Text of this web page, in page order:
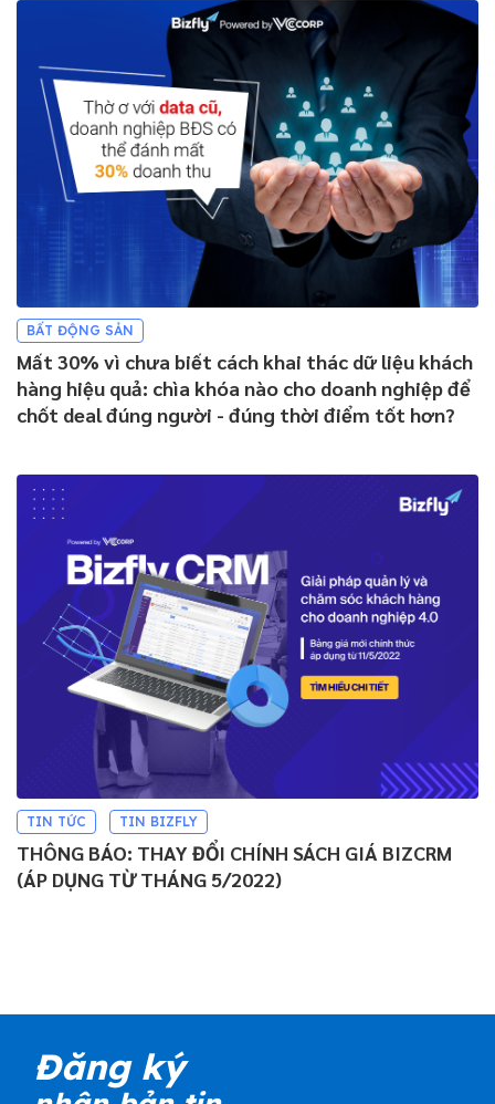
BẤT ĐỘNG SẢN
Mất 30% vì chưa biết cách khai thác dữ liệu khách
hàng hiệu quả: chìa khóa nào cho doanh nghiệp để
chốt deal đúng người - đúng thời điểm tốt hơn?
TIN TỨC TIN BIZFLY
THÔNG BÁO: THAY ĐỔI CHÍNH SÁCH GIÁ BIZCRM
(ÁP DỤNG TỪ THÁNG 5/2022)
Đăng ký